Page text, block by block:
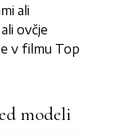
ali
ovčje
v filmu Top
modeli